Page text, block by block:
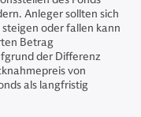
Anleger sollten sich
steigen oder fallen kann
Betrag
der Differenz
von
als langfristig